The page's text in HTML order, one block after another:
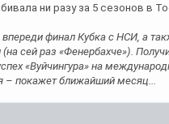
ни разу за 5 сезонов в
финал Кубка с НСИ, а
сей раз «Фенербахче»).
«Вуйчингура» на
– покажет ближайший месяц...